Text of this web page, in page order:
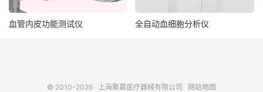
血管内皮功能测试仪 全自动血细胞分析仪
© 2010-2026 上海聚慕医疗器械有限公司
网站地图